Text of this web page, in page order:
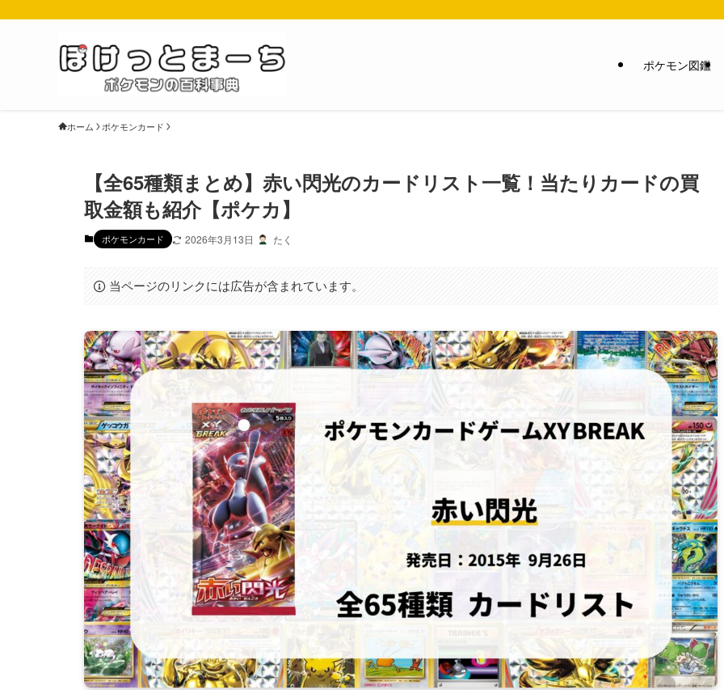
ポケモン図鑑
ホーム ポケモンカード
【全65種類まとめ】赤い閃光のカードリスト一覧！当たりカードの買
取金額も紹介【ポケカ】
ポケモンカード 2026年3月13日 たく
当ページのリンクには広告が含まれています。